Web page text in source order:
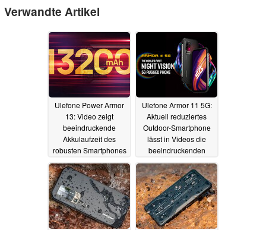
Verwandte Artikel
Ulefone Power Armor
13: Video zeigt
beeindruckende
Akkulaufzeit des
robusten Smartphones
mit riesigem Akku
03.09.2021
Ulefone Armor 11 5G:
Aktuell reduziertes
Outdoor-Smartphone
lässt in Videos die
beeindruckenden
Muskeln spielen
02.04.2021